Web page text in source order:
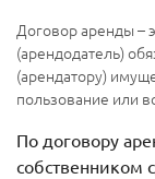
Договор аренды –
(арендодатель)
(арендатору)
пользование или
По договору
собственником